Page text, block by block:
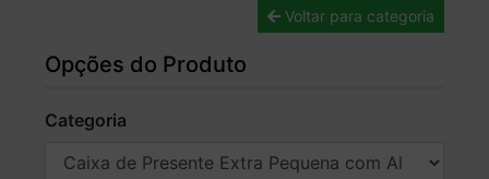
Voltar para categoria
Opções do Produto
Categoria